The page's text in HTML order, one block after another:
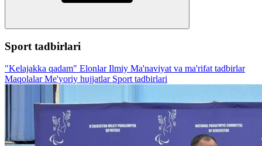
Sport tadbirlari
"Kelajakka qadam" ElonlarIlmiy Ma'naviyat va ma'rifat tadbirlar
MaqolalarMe'yoriy hujjatlar Sport tadbirlari